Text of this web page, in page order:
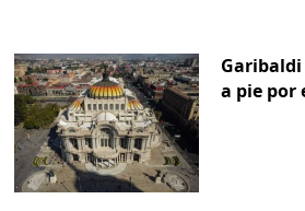
a pie por